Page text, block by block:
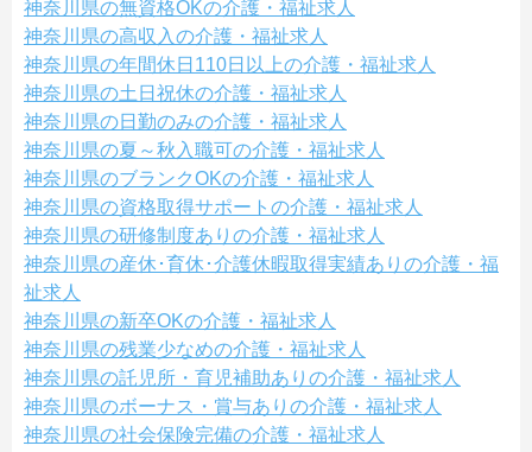
神奈川県の無資格OKの介護・福祉求人
神奈川県の高収入の介護・福祉求人
神奈川県の年間休日110日以上の介護・福祉求人
神奈川県の土日祝休の介護・福祉求人
神奈川県の日勤のみの介護・福祉求人
神奈川県の夏～秋入職可の介護・福祉求人
神奈川県のブランクOKの介護・福祉求人
神奈川県の資格取得サポートの介護・福祉求人
神奈川県の研修制度ありの介護・福祉求人
神奈川県の産休･育休･介護休暇取得実績ありの介護・福
祉求人
神奈川県の新卒OKの介護・福祉求人
神奈川県の残業少なめの介護・福祉求人
神奈川県の託児所・育児補助ありの介護・福祉求人
神奈川県のボーナス・賞与ありの介護・福祉求人
神奈川県の社会保険完備の介護・福祉求人